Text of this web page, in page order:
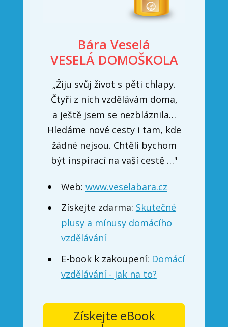
Bára Veselá
VESELÁ DOMOŠKOLA
„Žiju svůj život s pěti chlapy.
Čtyři z nich vzdělávám doma,
a ještě jsem se nezbláznila…
Hledáme nové cesty i tam, kde
žádné nejsou. Chtěli bychom
být inspirací na vaší cestě …"
Web: www.veselabara.cz
Získejte zdarma: Skutečné
plusy a mínusy domácího
vzdělávání
E-book k zakoupení: Domácí
vzdělávání - jak na to?
Získejte eBook